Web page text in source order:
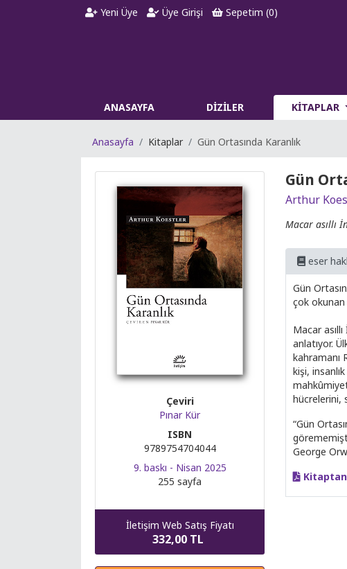
Yeni Üye Üye Girişi Sepetim (0)
ANASAYFA DİZİLER KİTAPLAR
Anasayfa Kitaplar Gün Ortasında Karanlık
Çeviri
Pınar Kür
ISBN
9789754704044
9. baskı - Nisan 2025
255 sayfa
İletişim Web Satış Fiyatı
332,00 TL
Gün
Arthur
Macar asıllı
eser
Gün
çok okunan
Macar
anlatıyor.
kahramanı
kişi,
hücrelerini,
“Gün
George